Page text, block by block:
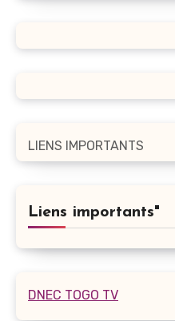
LIENS IMPORTANTS
Liens importants"
DNEC TOGO TV